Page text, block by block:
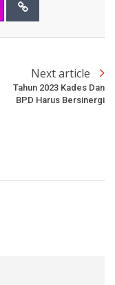
Next article
Tahun 2023 Kades Dan
BPD Harus Bersinergi